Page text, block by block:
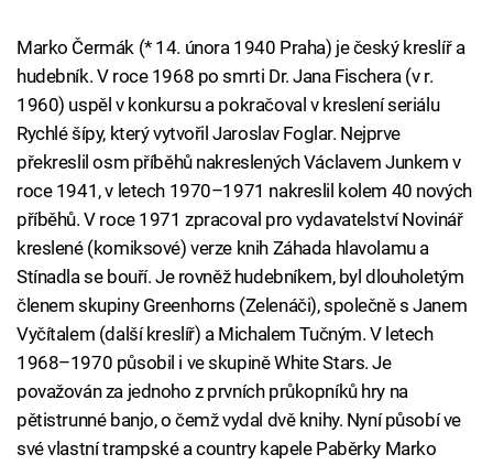
Marko Čermák (* 14. února 1940 Praha) je český kreslíř a
hudebník. V roce 1968 po smrti Dr. Jana Fischera (v r.
1960) uspěl v konkursu a pokračoval v kreslení seriálu
Rychlé šípy, který vytvořil Jaroslav Foglar. Nejprve
překreslil osm příběhů nakreslených Václavem Junkem v
roce 1941, v letech 1970–1971 nakreslil kolem 40 nových
příběhů. V roce 1971 zpracoval pro vydavatelství Novinář
kreslené (komiksové) verze knih Záhada hlavolamu a
Stínadla se bouří. Je rovněž hudebníkem, byl dlouholetým
členem skupiny Greenhorns (Zelenáči), společně s Janem
Vyčítalem (další kreslíř) a Michalem Tučným. V letech
1968–1970 působil i ve skupině White Stars. Je
považován za jednoho z prvních průkopníků hry na
pětistrunné banjo, o čemž vydal dvě knihy. Nyní působí ve
své vlastní trampské a country kapele Paběrky Marko